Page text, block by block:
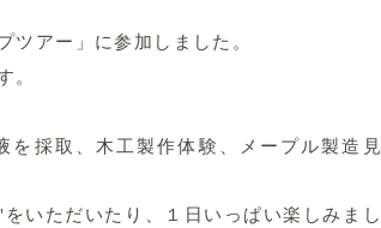
ツアー」に参加しました。
。
を採取、 木工製作体験、
メープル製造見
いただいたり、
１日いっぱい楽しみまし